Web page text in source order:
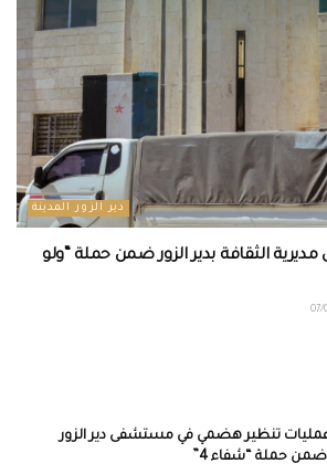
دير الزور المدينة
إلى مديرية الثقافة بدير الزور ضمن حملة “ولو
7 عمليات تنظير هضمي في مستشفى دير الزور
حملة “شفاء 4”